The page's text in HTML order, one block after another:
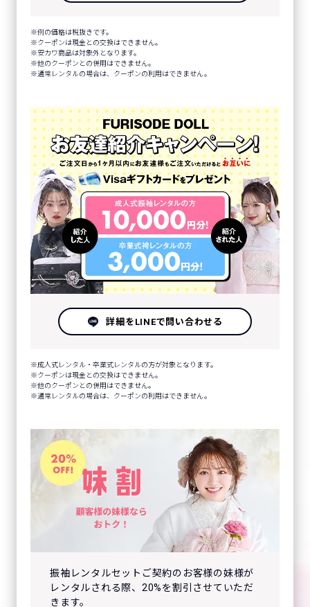
例の価格は税抜きです。
クーポンは現金との交換はできません。
安カワ商品は対象外となります。
他のクーポンとの併用はできません。
通常レンタルの場合は、クーポンの利用はできません。
詳細をLINEで問い合わせる
成人式レンタル・卒業式レンタルの方が対象となります。
クーポンは現金との交換はできません。
他のクーポンとの併用はできません。
通常レンタルの場合は、クーポンの利用はできません。
振袖レンタルセットご契約のお客様の妹様が
レンタルされる際、20%を割引させていただ
きます。